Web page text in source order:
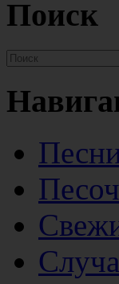
Поиск